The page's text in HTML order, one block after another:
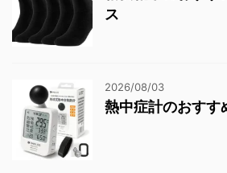
ス
2026/08/03
熱中症計のおすす